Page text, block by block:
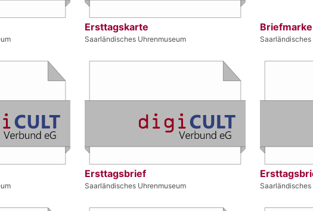
Ersttagskarte
Saarländisches Uhrenmuseum
Briefmarke
Ersttagsbrief
Saarländisches Uhrenmuseum